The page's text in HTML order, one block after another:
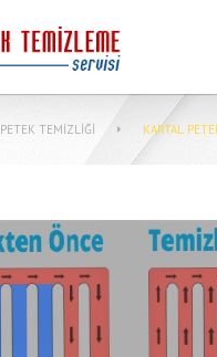
ANASAYFA
HAKKIMIZDA
PETEK TEMIZLEME
YAPILIR?
MAKINASIZ PETEK
İLETIŞIM
PETEK TEMIZLIĞI KARTAL